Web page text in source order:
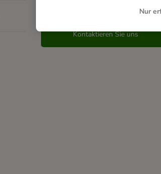
Kontaktieren Sie uns
Nur